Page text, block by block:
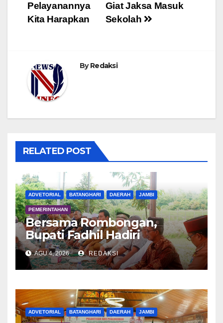
Giat Jaksa Masuk
Sekolah
Pelayanannya
Kita Harapkan
ByRedaksi
RELATED POST
ADVETORIAL BATANGHARI DAERAH JAMBI
PEMERINTAHAN
Bersama Rombongan,
Bupati Fadhil Hadiri
Syukuran Tanam Padi di
Terusan
AGU 4, 2026 REDAKSI
ADVETORIAL BATANGHARI DAERAH JAMBI